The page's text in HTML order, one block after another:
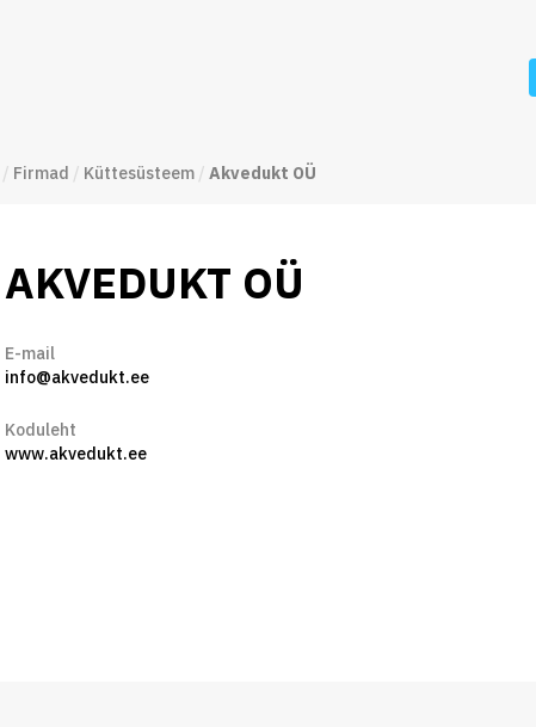
/ Firmad / Küttesüsteem / Akvedukt OÜ
AKVEDUKT OÜ
E-mail
info@akvedukt.ee
Koduleht
www.akvedukt.ee